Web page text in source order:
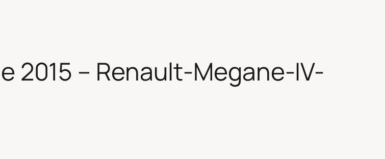
2015 – Renault-Megane-IV-